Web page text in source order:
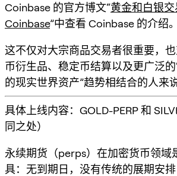
Coinbase 的官方博文“黄金和白银
Coinbase”中查看 Coinbase 的介绍。
这不仅对大宗商品交易者很重要，
币衍生品、 稳定币结算以及更广泛
的现实世界资产”趋势相结合的人来
具体上线内容：GOLD-PERP 和
同之处）
永续期货（perps）在加密货币领域
具： 无到期日 ，没有传统的展期安